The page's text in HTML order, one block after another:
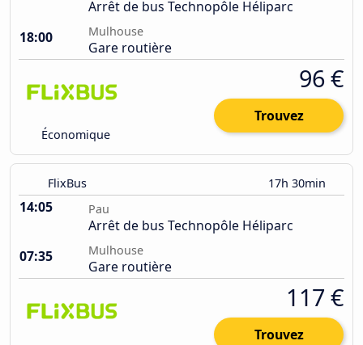
Arrêt de bus Technopôle Héliparc
18:00
Mulhouse
Gare routière
Économique
96 €
Trouvez
FlixBus 17h 30min
14:05 Pau
Arrêt de bus Technopôle Héliparc
07:35
Mulhouse
Gare routière
117 €
Trouvez